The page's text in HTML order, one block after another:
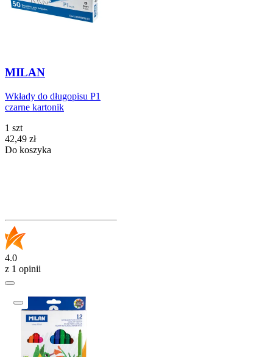
MILAN
Wkłady do długopisu P1
czarne kartonik
1 szt
Cena
42,49 zł
Do koszyka
4.0
z 1 opinii